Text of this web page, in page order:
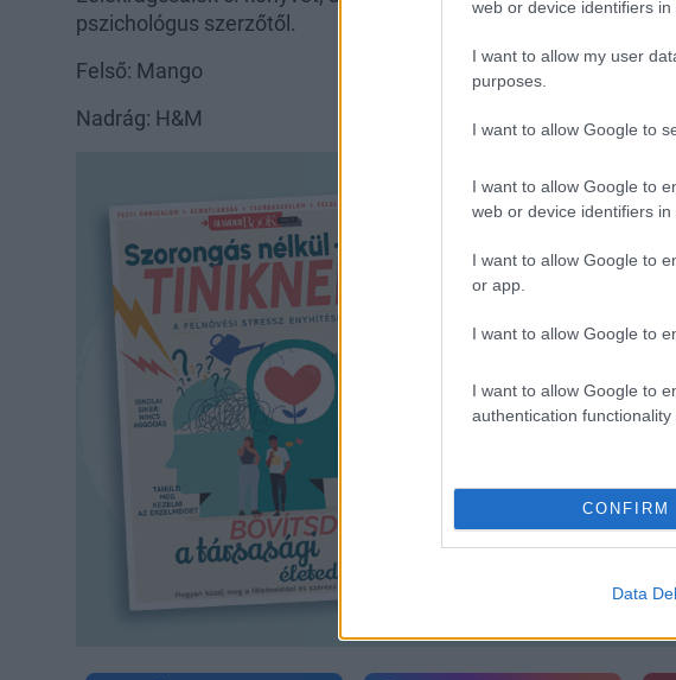
web or device identifiers in
I want to allow my user
purposes.
I want to allow Google to
I want to allow Google to
web or device identifiers in
I want to allow Google to
or app.
I want to allow Google to
I want to allow Google to
authentication
CONFIRM
Data
pszichológus szerzőtől.
Felső: Mango
Nadrág: H&M